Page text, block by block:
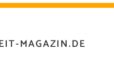
MAGAZIN.DE